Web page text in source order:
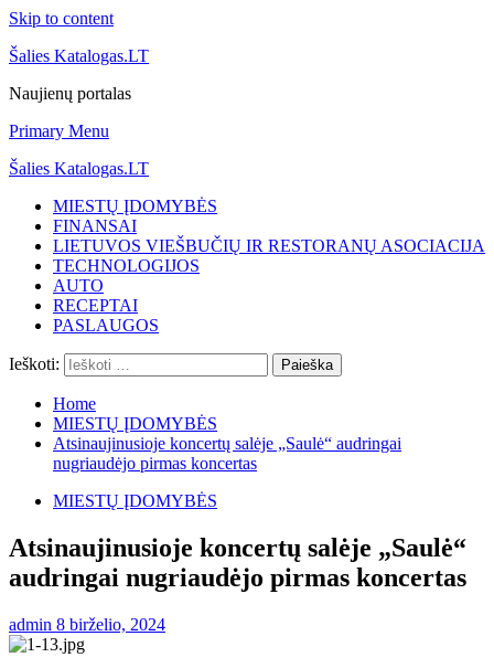
Skip to content
Šalies Katalogas.LT
Naujienų portalas
Primary Menu
Šalies Katalogas.LT
MIESTŲ ĮDOMYBĖS
FINANSAI
LIETUVOS VIEŠBUČIŲ IR RESTORANŲ ASOCIACIJA
TECHNOLOGIJOS
AUTO
RECEPTAI
PASLAUGOS
Ieškoti:
Home
MIESTŲ ĮDOMYBĖS
Atsinaujinusioje koncertų salėje „Saulė“ audringai
nugriaudėjo pirmas koncertas
MIESTŲ ĮDOMYBĖS
Atsinaujinusioje koncertų salėje „Saulė“
audringai nugriaudėjo pirmas koncertas
admin 8 birželio, 2024